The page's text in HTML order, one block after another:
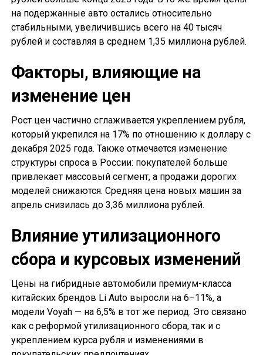
на подержанные авто остались относительно
стабильными, увеличившись всего на 40 тысяч
рублей и составляя в среднем 1,35 миллиона рублей.
Факторы, влияющие на
изменение цен
Рост цен частично сглаживается укреплением рубля,
который укрепился на 17% по отношению к доллару с
декабря 2025 года. Также отмечается изменение
структуры спроса в России: покупателей больше
привлекает массовый сегмент, а продажи дорогих
моделей снижаются. Средняя цена новых машин за
апрель снизилась до 3,36 миллиона рублей.
Влияние утилизационного
сбора и курсовых изменений
Цены на гибридные автомобили премиум-класса
китайских брендов Li Auto выросли на 6–11%, а
модели Voyah — на 6,5% в тот же период. Это связано
как с реформой утилизационного сбора, так и с
укреплением курса рубля и изменениями в